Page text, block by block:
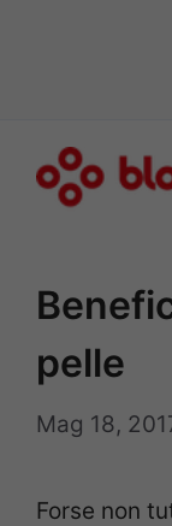
pelle
Mag 18,
Forse non